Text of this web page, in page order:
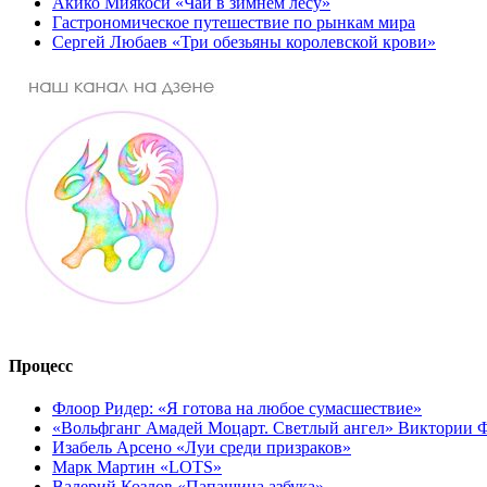
Гастрономическое путешествие по рынкам мира
Сергей Любаев «Три обезьяны королевской крови»
Процесс
Флоор Ридер: «Я готова на любое сумасшествие»
«Вольфганг Амадей Моцарт. Светлый ангел» Виктории
Изабель Арсено «Луи среди призраков»
Марк Мартин «LOTS»